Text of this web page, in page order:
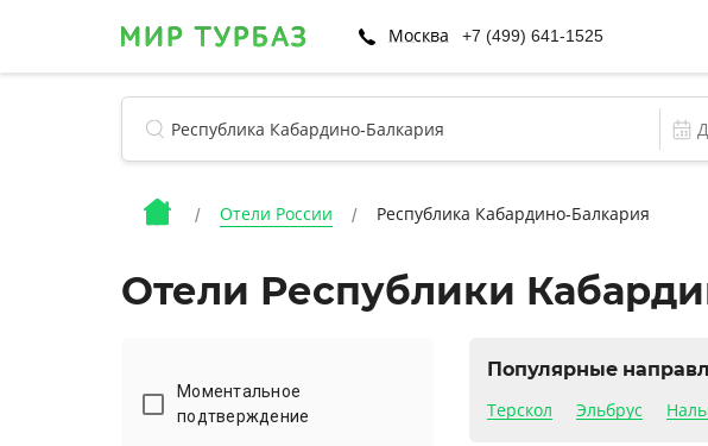
Москва +7 (499) 641-1525
Отели России Республика Кабардино-Балкария
Отели Республики
Моментальное
подтверждение
Популярные
Терскол Эльбрус